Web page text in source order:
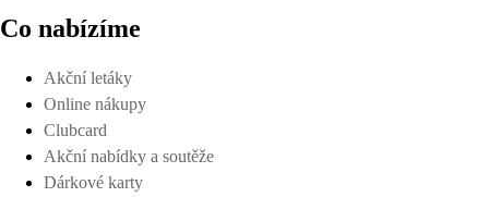
Co nabízíme
Akční letáky
Online nákupy
Clubcard
Akční nabídky a soutěže
Dárkové karty